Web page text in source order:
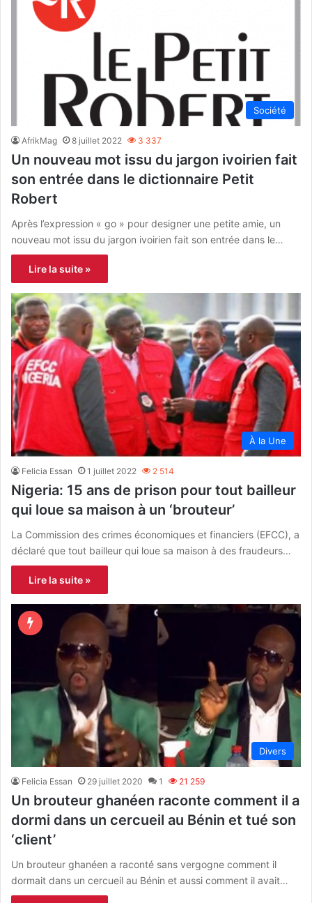
Société
AfrikMag 8 juillet 2022 3 337
Un nouveau mot issu du jargon ivoirien fait
son entrée dans le dictionnaire Petit
Robert
Après l’expression « go » pour designer une petite amie, un
nouveau mot issu du jargon ivoirien fait son entrée dans le…
Lire la suite »
À la Une
Felicia Essan 1 juillet 2022 2 514
Nigeria: 15 ans de prison pour tout bailleur
qui loue sa maison à un ‘brouteur’
La Commission des crimes économiques et financiers (EFCC), a
déclaré que tout bailleur qui loue sa maison à des fraudeurs…
Lire la suite »
Divers
Felicia Essan 29 juillet 2020 1 21 259
Un brouteur ghanéen raconte comment il a
dormi dans un cercueil au Bénin et tué son
‘client’
Un brouteur ghanéen a raconté sans vergogne comment il
dormait dans un cercueil au Bénin et aussi comment il avait…